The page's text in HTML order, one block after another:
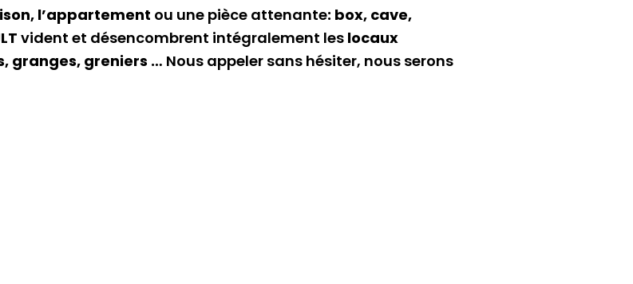
l’appartement ou une pièce attenante: box, cave,
vident et désencombrent intégralement les locaux
granges, greniers … Nous appeler sans hésiter, nous serons